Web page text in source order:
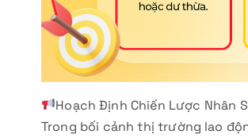
Hoạch Định Chiến Lược Nhân
Trong bối cảnh thị trường lao